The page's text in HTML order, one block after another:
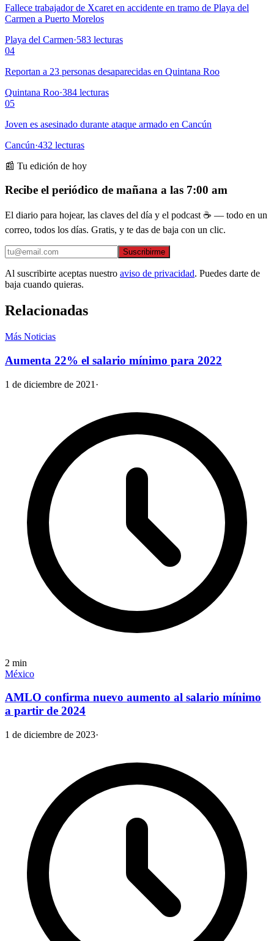
Fallece trabajador de Xcaret en accidente en tramo de Playa del
Carmen a Puerto Morelos
Playa del Carmen·583 lecturas
04
Reportan a 23 personas desaparecidas en Quintana Roo
Quintana Roo·384 lecturas
05
Joven es asesinado durante ataque armado en Cancún
Cancún·432 lecturas
📰 Tu edición de hoy
Recibe el periódico de mañana a las 7:00 am
El diario para hojear, las claves del día y el podcast ☕ — todo en un
correo, todos los días. Gratis, y te das de baja con un clic.
Suscribirme
Al suscribirte aceptas nuestro aviso de privacidad. Puedes darte de
baja cuando quieras.
Relacionadas
Más Noticias
Aumenta 22% el salario mínimo para 2022
1 de diciembre de 2021 ·
2 min
México
AMLO confirma nuevo aumento al salario mínimo
a partir de 2024
1 de diciembre de 2023·